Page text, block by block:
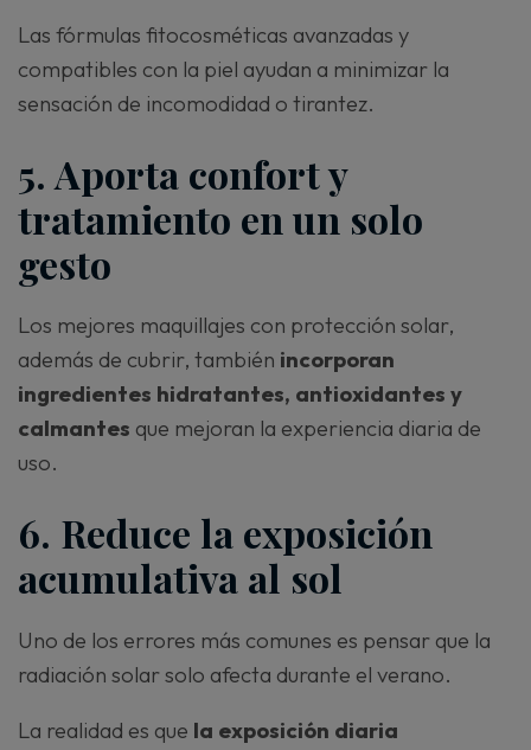
Las fórmulas fitocosméticas avanzadas y
compatibles con la piel ayudan a minimizar la
sensación de incomodidad o tirantez.
5. Aporta confort y
tratamiento en un solo
gesto
Los mejores maquillajes con protección solar,
además de cubrir, también incorporan
ingredientes hidratantes, antioxidantes y
calmantes que mejoran la experiencia diaria de
uso.
6. Reduce la exposición
acumulativa al sol
Uno de los errores más comunes es pensar que la
radiación solar solo afecta durante el verano.
La realidad es que la exposición diaria